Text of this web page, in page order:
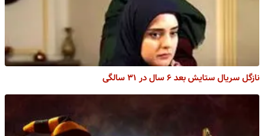
نازگل سریال ستایش بعد ۶ سال در ۳۱ سالگی